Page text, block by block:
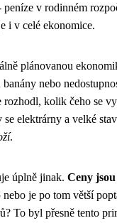
v rodinném
i v celé ekonomice.
plánovanou
nebo
kolik čeho se
se elektrárny a velké
.
úplně jinak. Ceny
je po tom větší
To byl přesně tento